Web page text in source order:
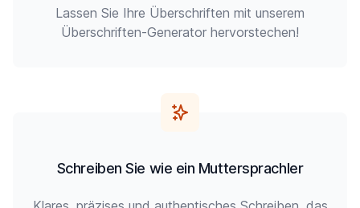
Lassen Sie Ihre Überschriften mit unserem
Überschriften-Generator hervorstechen!
Schreiben Sie wie ein Muttersprachler